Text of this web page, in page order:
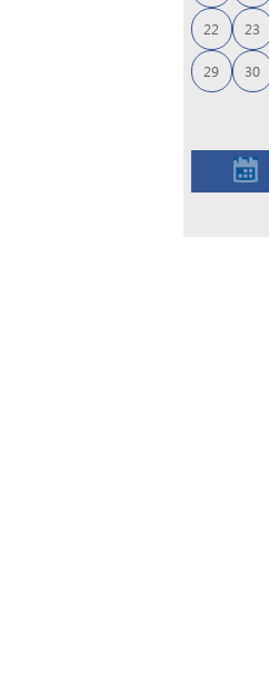
22 23
29 30